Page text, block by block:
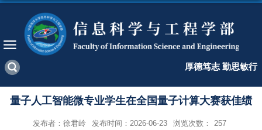
厚德笃志 勤思敏行
量子人工智能微专业学生在全国量子计算大赛获佳绩
发布者：徐君岭 发布时间：2026-06-23 浏览次数： 257